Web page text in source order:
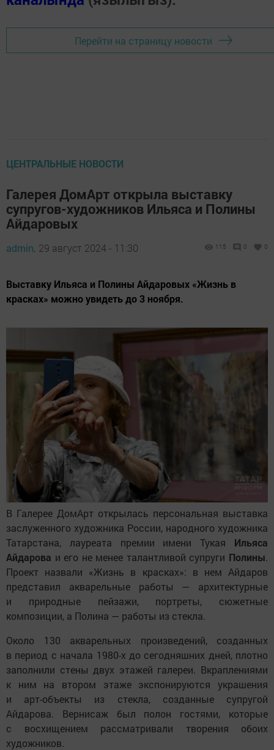
Перейти на страницу новости
ЦЕНТРАЛЬНЫЕ НОВОСТИ
Галерея ДомАрт открыла выставку
супругов-художников Ильяса и Полины
Айдаровых
admin, 29 август 2024 - 11:30 115 0 0
Выставку Ильяса и Полины Айдаровых «Жизнь в
красках» можно увидеть до 3 ноября.
В Галерее ДомАрт открылась персональная выставка
заслуженного художника России, народного художника
Татарстана, лауреата премии имени Тукая Ильяса
Айдарова и его не менее талантливой супруги Полины.
Проект назвали «Жизнь в красках»: в нем Айдаров
представил акварельные работы — архитектурные
и природные пейзажи, портреты, сюжетные
композиции, а Полина — работы из стекла.
Около 130 акварельных произведений, созданных
в период с начала 1980-х до сегодняшних дней, плотно
заполнили стены двух этажей галереи. Вкраплениями
к ним на втором этаже экспонируются украшения
и арт-объекты из стекла, созданные супругой
Айдарова. Вернисаж был полон гостями, которые
с восхищением рассматривали творения обоих
художников.